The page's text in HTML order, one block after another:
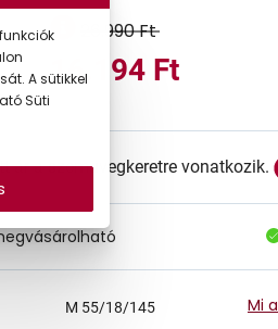
26.990 Ft
16.194 Ft
ár a szemüvegkeretre vonatkozik.
M 55/18/145 Mi
A sütikkel
Süti